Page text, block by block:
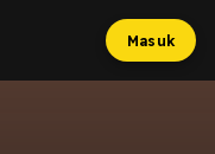
Masuk